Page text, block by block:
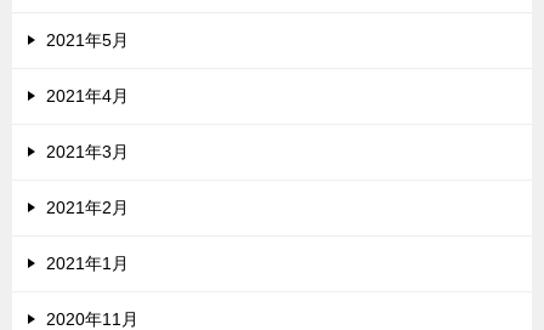
2021年5月
2021年4月
2021年3月
2021年2月
2021年1月
2020年11月